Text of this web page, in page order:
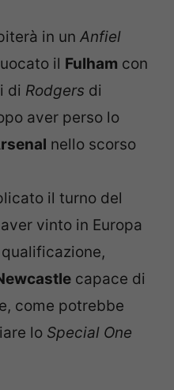
in un Anfiel
il Fulham con
di Rodgers di
aver perso lo
nello scorso
il turno del
vinto in Europa
capace di
come potrebbe
lo Special One